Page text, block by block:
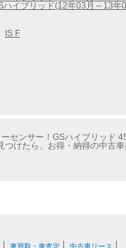
ハイブリッド(12年03月～13年
IS F
センサー！GSハイブリッド
けたら、お得・納得の中古
車買取・車査定 中古車リース